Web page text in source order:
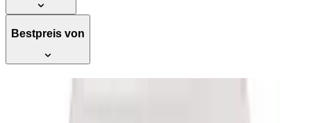
Bestpreis von